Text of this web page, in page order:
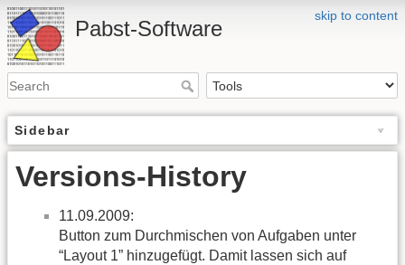
skip to content
Pabst-Software
Sidebar
Versions-History
11.09.2009:
Button zum Durchmischen von Aufgaben unter
“Layout 1” hinzugefügt. Damit lassen sich auf